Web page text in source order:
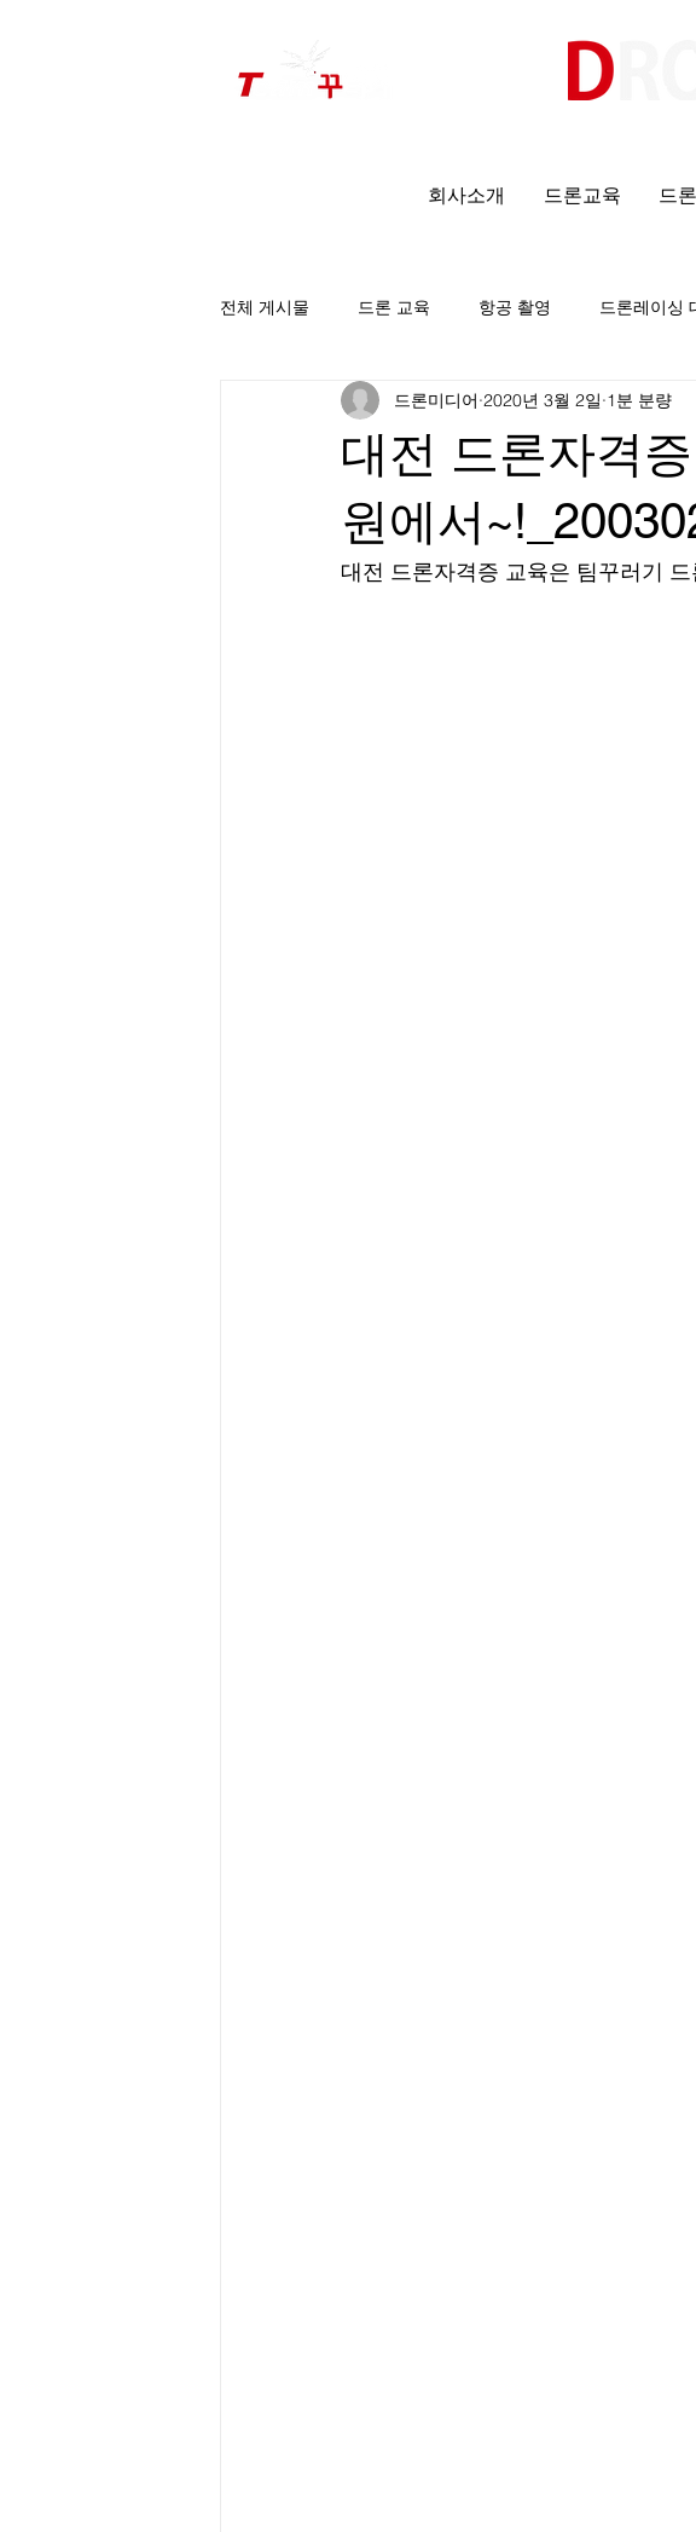
회사소개 드론교육 드
전체 게시물 드론 교육 항공 촬영 드론레이싱
팀꾸러기 소식
대전 드론자격
원에서
드론미디어 2020년 3월 2일 1분 분량
대전 드론자격증 교육은 팀꾸러기